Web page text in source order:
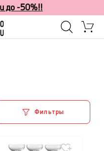
до -50%!!
Фильтры